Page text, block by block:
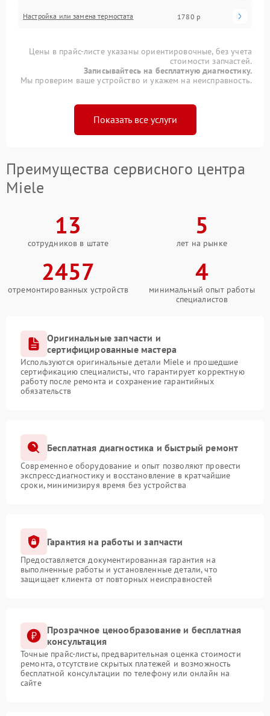
Настройка или замена термостата 1780 р
Цены в прайс-листе указаны ориентировочные, без учета
стоимости запчастей.
Записывайтесь на бесплатную диагностику.
Мы проверим ваше устройство и укажем на неисправность.
Показать все услуги
Преимущества сервисного центра
Miele
13
сотрудников в штате
5
лет на рынке
2457
отремонтированных устройств
4
минимальный опыт работы
специалистов
Оригинальные запчасти и
сертифицированные мастера
Используются оригинальные детали Miele и прошедшие
сертификацию специалисты, что гарантирует корректную
работу после ремонта и сохранение гарантийных
обязательств
Бесплатная диагностика и быстрый ремонт
Современное оборудование и опыт позволяют провести
экспресс-диагностику и восстановление в кратчайшие
сроки, минимизируя время без устройства
Гарантия на работы и запчасти
Предоставляется документированная гарантия на
выполненные работы и установленные детали, что
защищает клиента от повторных неисправностей
Прозрачное ценообразование и бесплатная
консультация
Точные прайс-листы, предварительная оценка стоимости
ремонта, отсутствие скрытых платежей и возможность
бесплатной консультации по телефону или онлайн на
сайте